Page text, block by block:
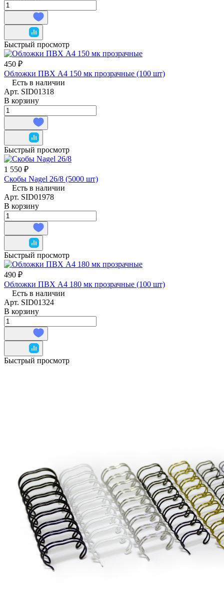
Быстрый просмотр
450 ₽
Обложки ПВХ А4 150 мк прозрачные (100 шт)
Есть в наличии
Арт. SID01318
В корзину
Быстрый просмотр
1 550 ₽
Скобы Nagel 26/8 (5000 шт)
Есть в наличии
Арт. SID01978
В корзину
Быстрый просмотр
490 ₽
Обложки ПВХ А4 180 мк прозрачные (100 шт)
Есть в наличии
Арт. SID01324
В корзину
Быстрый просмотр